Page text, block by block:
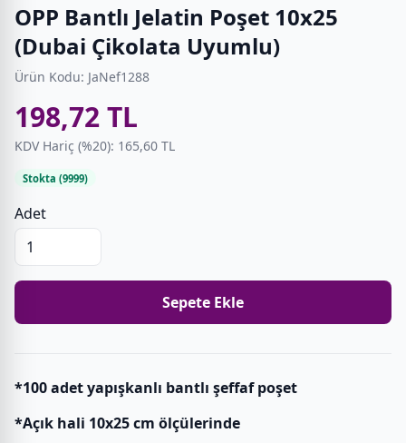
OPP Bantlı Jelatin Poşet 10x25
(Dubai Çikolata Uyumlu)
Ürün Kodu: JaNef1288
198,72 TL
KDV Hariç (%20): 165,60 TL
Stokta (9999)
Adet
Sepete Ekle
*100 adet yapışkanlı bantlı şeffaf poşet
*Açık hali 10x25 cm ölçülerinde